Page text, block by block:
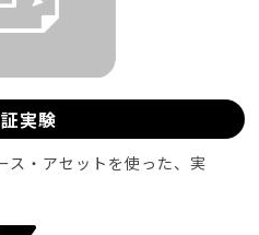
実験
ス・アセットを使った、実